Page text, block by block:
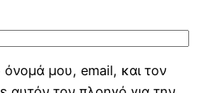
μου, email, και τον